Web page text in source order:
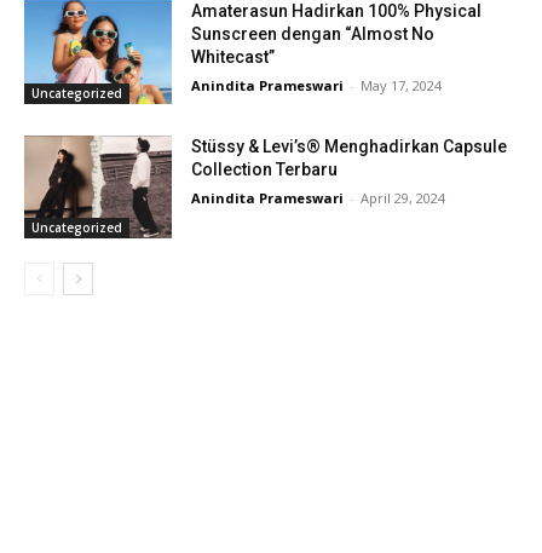
Uncategorized
Amaterasun Hadirkan 100% Physical
Sunscreen dengan “Almost No
Whitecast”
Anindita Prameswari - May 17, 2024
Uncategorized
Stüssy & Levi’s® Menghadirkan Capsule
Collection Terbaru
Anindita Prameswari - April 29, 2024